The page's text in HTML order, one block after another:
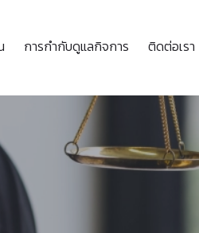
การกำกับดูแลกิจการ ติดต่อเรา